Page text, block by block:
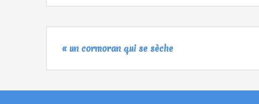
« un cormoran qui se sèche